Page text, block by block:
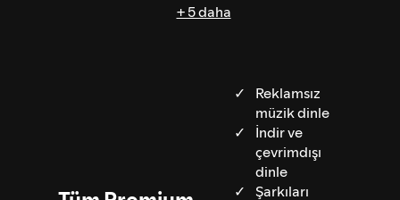
+ 5 daha
Reklamsız
müzik dinle
İndir ve
çevrimdışı
dinle
Şarkıları